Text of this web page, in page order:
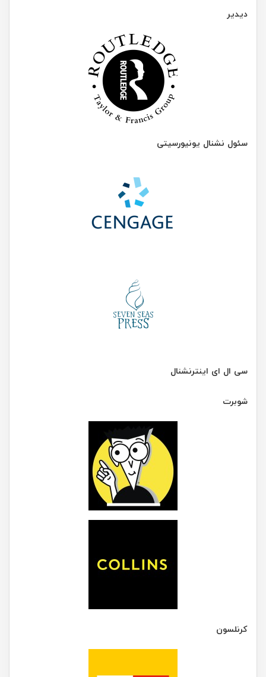
دیدیر
سئول نشنال یونیورسیتی
سی ال ای اینترنشنال
شوبرت
کرنلسون